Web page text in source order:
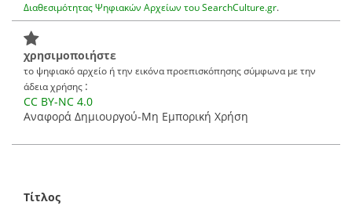
Διαθεσιμότητας Ψηφιακών Αρχείων του SearchCulture.gr.
χρησιμοποιήστε
το ψηφιακό αρχείο ή την εικόνα προεπισκόπησης σύμφωνα με την
άδεια χρήσης :
CC BY-NC 4.0
Αναφορά Δημιουργού-Μη Εμπορική Χρήση
Τίτλος